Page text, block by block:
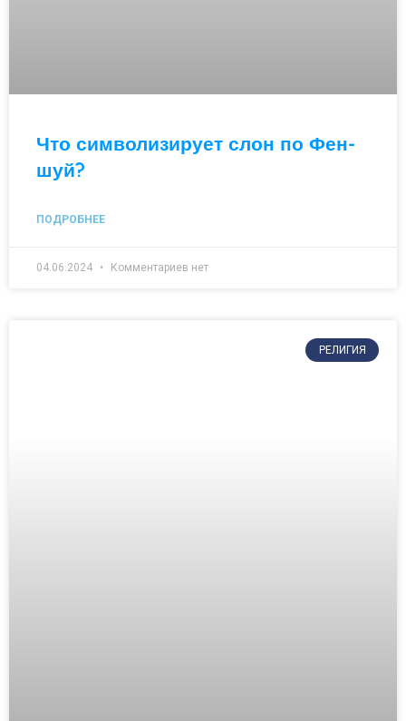
Что символизирует слон по Фен-
шуй?
ПОДРОБНЕЕ
04.06.2024 Комментариев нет
РЕЛИГИЯ